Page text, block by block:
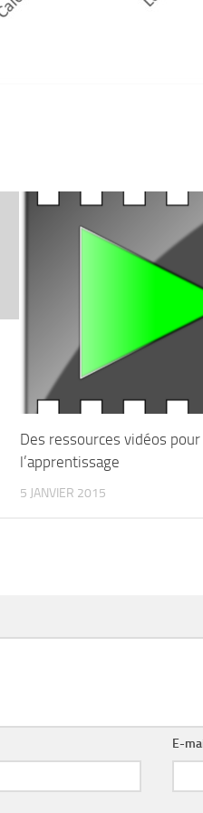
Des ressources vidéos pour
l’apprentissage
5 JANVIER 2015
E-